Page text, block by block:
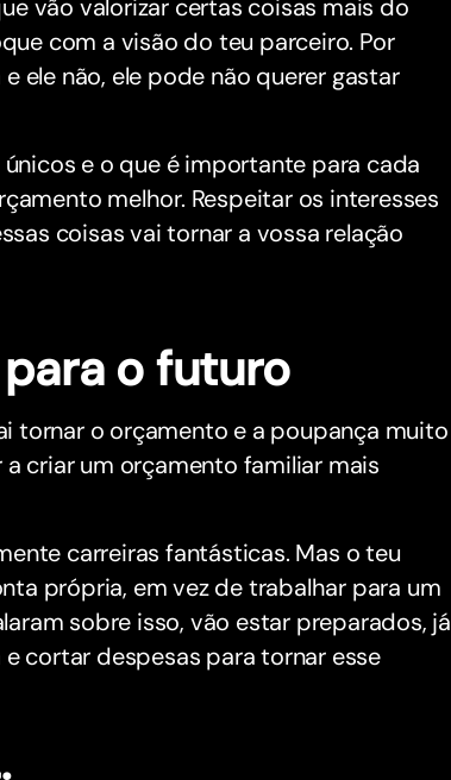
vão valorizar certas coisas mais do
com a visão do teu parceiro. Por
ele não, ele pode não querer gastar
e o que é importante para cada
melhor. Respeitar os interesses
coisas vai tornar a vossa relação
o futuro
tornar o orçamento e a poupança muito
criar um orçamento familiar mais
carreiras fantásticas. Mas o teu
própria, em vez de trabalhar para um
sobre isso, vão estar preparados, já
cortar despesas para tornar esse